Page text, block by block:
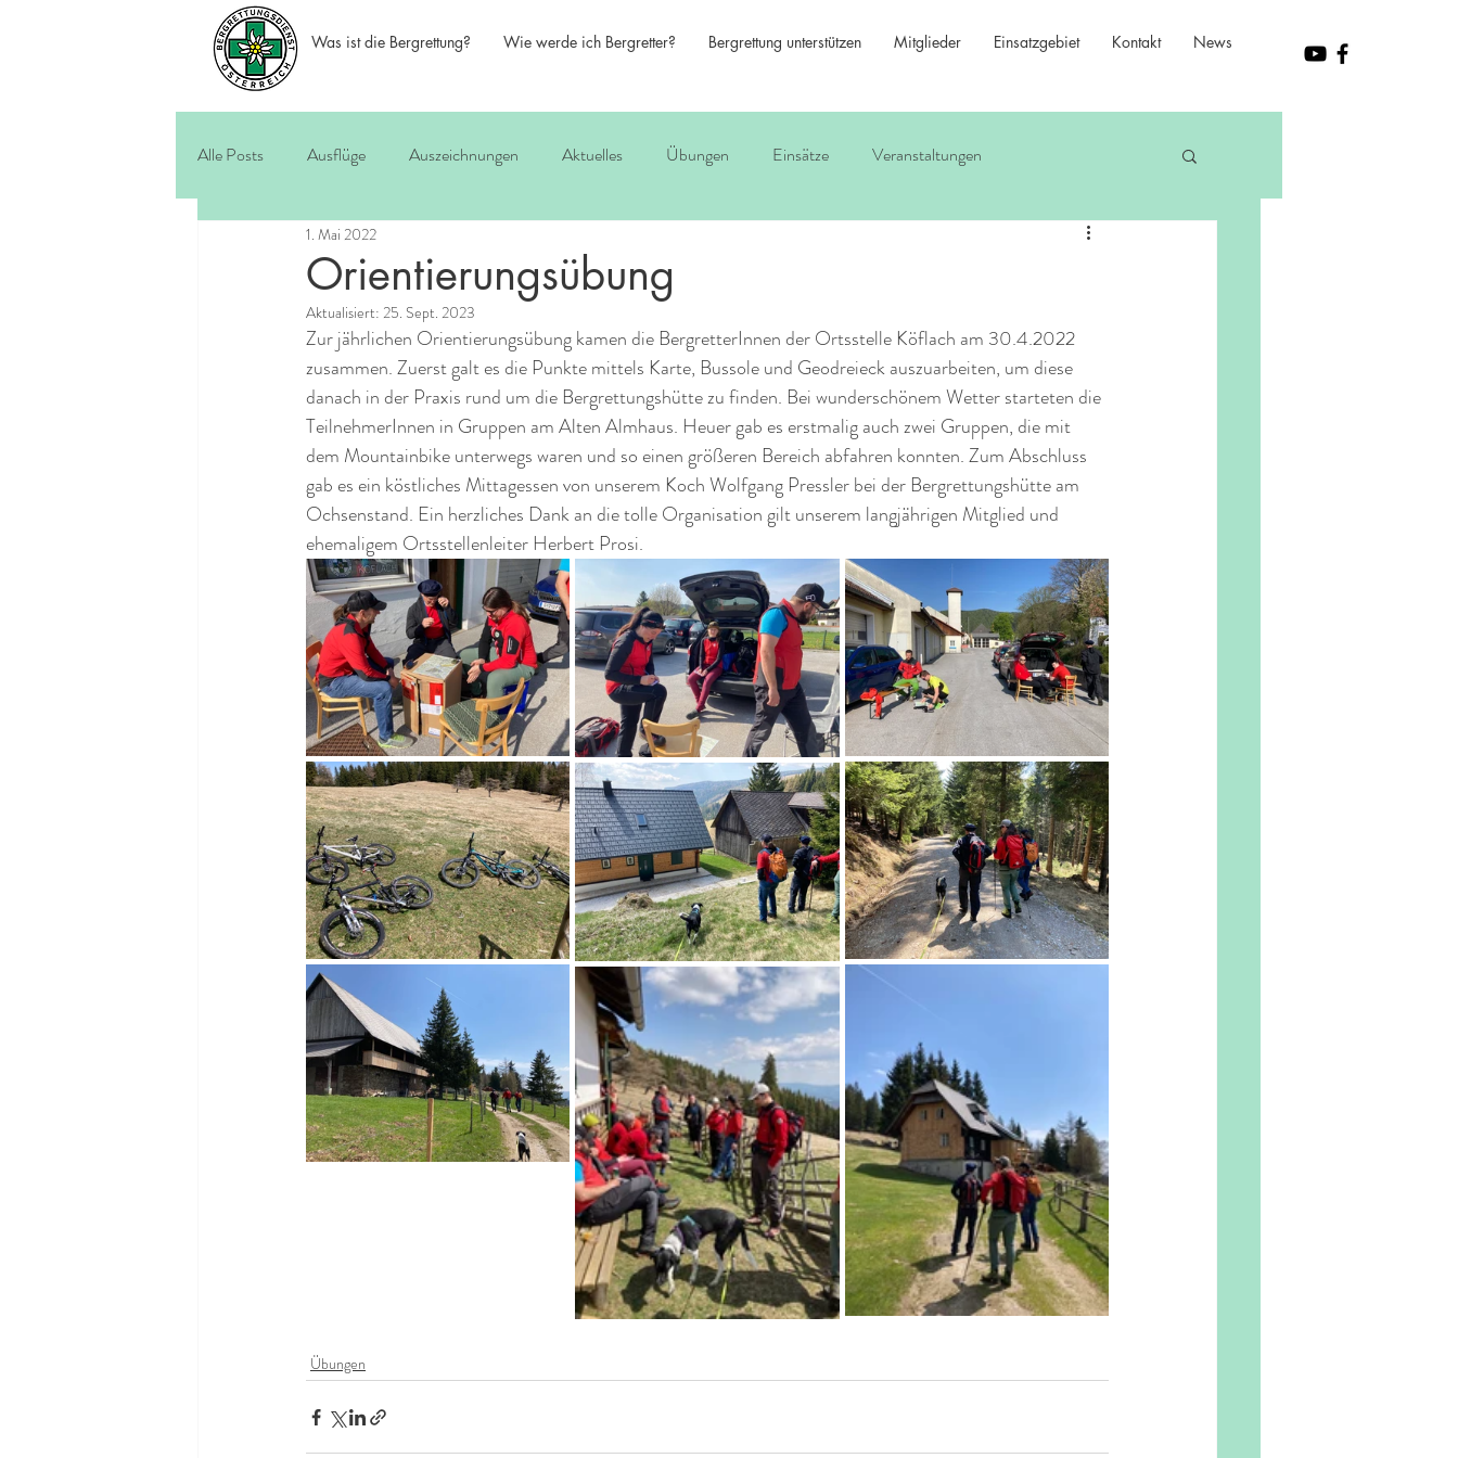
Was ist die Bergrettung? Wie werde ich Bergretter? Bergrettung unterstützen Mitglieder Einsatzgebiet Kontakt News
Alle Posts Ausflüge Auszeichnungen Aktuelles Übungen Einsätze Veranstaltungen
Orientierungsübung
1. Mai 2022
Aktualisiert: 25. Sept. 2023
Zur jährlichen Orientierungsübung kamen die BergretterInnen der Ortsstelle Köflach am 30.4.2022
zusammen. Zuerst galt es die Punkte mittels Karte, Bussole und Geodreieck auszuarbeiten, um diese
danach in der Praxis rund um die Bergrettungshütte zu finden. Bei wunderschönem Wetter starteten die
TeilnehmerInnen in Gruppen am Alten Almhaus. Heuer gab es erstmalig auch zwei Gruppen, die mit
dem Mountainbike unterwegs waren und so einen größeren Bereich abfahren konnten. Zum Abschluss
gab es ein köstliches Mittagessen von unserem Koch Wolfgang Pressler bei der Bergrettungshütte am
Ochsenstand. Ein herzliches Dank an die tolle Organisation gilt unserem langjährigen Mitglied und
ehemaligem Ortsstellenleiter Herbert Prosi.
Übungen